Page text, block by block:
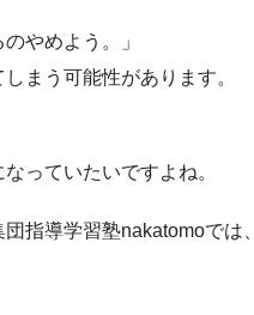
やめよう。」
まう可能性があります。
っていたいですよね。
指導学習塾nakatomoでは、